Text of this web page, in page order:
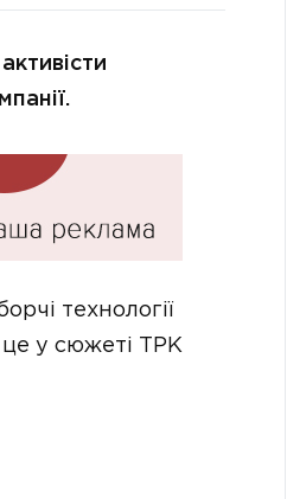
технології
у сюжеті ТРК